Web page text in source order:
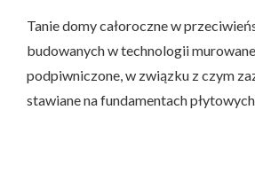
Tanie domy całoroczne w
budowanych w technologii
podpiwniczone, w związku z czym
stawiane na fundamentach płytowych.